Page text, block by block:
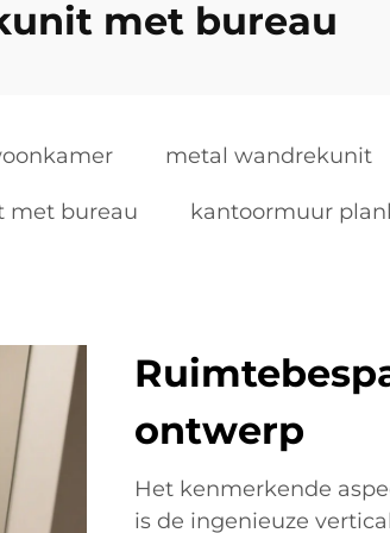
met bureau
metal wandrekunit
met bureau kantoormuur
ontwerp
Het kenmerkende
is de ingenieuze